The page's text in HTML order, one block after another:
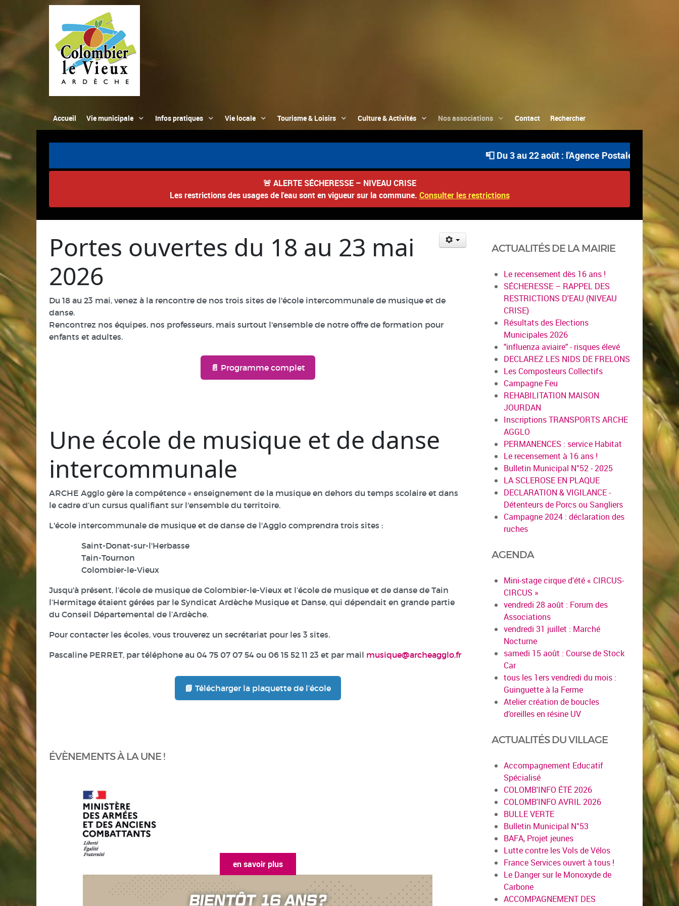
Accueil Vie municipale Infos pratiques Vie locale Tourisme & Loisirs Culture & Activités Nos associations Contact Rechercher
📮 Du 3 au 22 août : l'Agence Postale
🚨 ALERTE SÉCHERESSE – NIVEAU CRISE
Les restrictions des usages de l'eau sont en vigueur sur la commune. Consulter les restrictions
Portes ouvertes du 18 au 23 mai
2026
Du 18 au 23 mai, venez à la rencontre de nos trois sites de l'école intercommunale de musique et de
danse.
Rencontrez nos équipes, nos professeurs, mais surtout l'ensemble de notre offre de formation pour
enfants et adultes.
📄 Programme complet
Une école de musique et de danse
intercommunale
ARCHE Agglo gère la compétence « enseignement de la musique en dehors du temps scolaire et dans
le cadre d’un cursus qualifiant sur l'ensemble du territoire.
L'école intercommunale de musique et de danse de l'Agglo comprendra trois sites :
Saint-Donat-sur-l'Herbasse
Tain-Tournon
Colombier-le-Vieux
Jusqu'à présent, l’école de musique de Colombier-le-Vieux et l’école de musique et de danse de Tain
l’Hermitage étaient gérées par le Syndicat Ardèche Musique et Danse, qui dépendait en grande partie
du Conseil Départemental de l’Ardèche.
Pour contacter les écoles, vous trouverez un secrétariat pour les 3 sites.
Pascaline PERRET, par téléphone au 04 75 07 07 54 ou 06 15 52 11 23 et par mail musique@archeagglo.fr
📘 Télécharger la plaquette de l’école
ÉVÈNEMENTS À LA UNE !
en savoir plus en savoir
ACTUALITÉS DE LA MAIRIE
Le recensement dès 16 ans !
SÉCHERESSE – RAPPEL DES
RESTRICTIONS D'EAU (NIVEAU
CRISE)
Résultats des Elections
Municipales 2026
"influenza aviaire" - risques élevé
DECLAREZ LES NIDS DE FRELONS
Les Composteurs Collectifs
Campagne Feu
REHABILITATION MAISON
JOURDAN
Inscriptions TRANSPORTS ARCHE
AGGLO
PERMANENCES : service Habitat
Le recensement à 16 ans !
Bulletin Municipal N°52 - 2025
LA SCLEROSE EN PLAQUE
DECLARATION & VIGILANCE -
Détenteurs de Porcs ou Sangliers
Campagne 2024 : déclaration des
ruches
AGENDA
Mini-stage cirque d'été « CIRCUS-
CIRCUS »
vendredi 28 août : Forum des
Associations
vendredi 31 juillet : Marché
Nocturne
samedi 15 août : Course de Stock
Car
tous les 1ers vendredi du mois :
Guinguette à la Ferme
Atelier création de boucles
d’oreilles en résine UV
ACTUALITÉS DU VILLAGE
Accompagnement Educatif
Spécialisé
COLOMB'INFO ÉTÉ 2026
COLOMB'INFO AVRIL 2026
BULLE VERTE
Bulletin Municipal N°53
BAFA, Projet jeunes
Lutte contre les Vols de Vélos
France Services ouvert à tous !
Le Danger sur le Monoxyde de
Carbone
ACCOMPAGNEMENT DES